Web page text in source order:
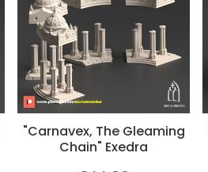
"Carnavex, The Gleaming
Chain" Exedra